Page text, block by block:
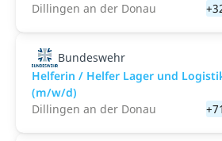
Dillingen an der Donau
Bundeswehr
Helferin / Helfer Lager und
(m/w/d)
Dillingen an der Donau